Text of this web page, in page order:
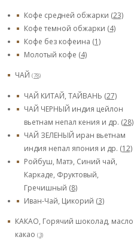
Кофе средней обжарки (23)
Кофе темной обжарки (4)
Кофе без кофеина (1)
Молотый кофе (4)
ЧАЙ (78)
ЧАЙ КИТАЙ, ТАЙВАНЬ (27)
ЧАЙ ЧЕРНЫЙ индия цейлон
вьетнам непал кения и др. (28)
ЧАЙ ЗЕЛЕНЫЙ иран вьетнам
индия непал япония и др. (12)
Ройбуш, Матэ, Синий чай,
Каркаде, Фруктовый,
Гречишный (8)
Иван-Чай, Цикорий (3)
КАКАО, Горячий шоколад, масло
какао (3)